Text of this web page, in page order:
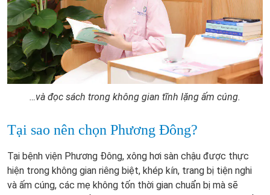
…và đọc sách trong không gian tĩnh lặng ấm cúng.
Tại sao nên chọn Phương Đông?
Tại bệnh viện Phương Đông, xông hơi sàn chậu được thực
hiện trong không gian riêng biệt, khép kín, trang bị tiện nghi
và ấm cúng, các mẹ không tốn thời gian chuẩn bị mà sẽ